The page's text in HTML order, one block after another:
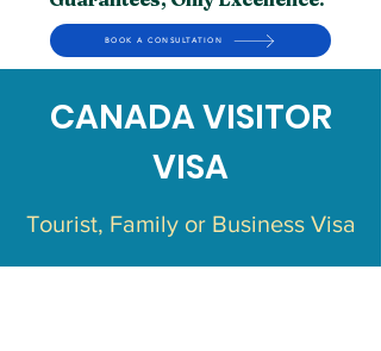
BOOK A CONSULTATION
CANADA VISITOR
VISA
Tourist, Family or Business Visa